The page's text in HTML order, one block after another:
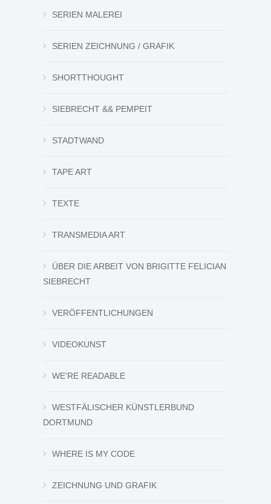
SERIEN MALEREI
SERIEN ZEICHNUNG / GRAFIK
SHORTTHOUGHT
SIEBRECHT && PEMPEIT
STADTWAND
TAPE ART
TEXTE
TRANSMEDIA ART
ÜBER DIE ARBEIT VON BRIGITTE FELICIAN
SIEBRECHT
VERÖFFENTLICHUNGEN
VIDEOKUNST
WE'RE READABLE
WESTFÄLISCHER KÜNSTLERBUND
DORTMUND
WHERE IS MY CODE
ZEICHNUNG UND GRAFIK